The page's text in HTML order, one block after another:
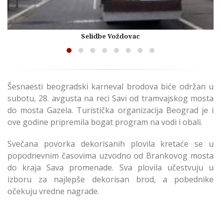
Selidbe Voždovac
Šesnaesti beogradski karneval brodova biće održan u
subotu, 28. avgusta na reci Savi od tramvajskog mosta
do mosta Gazela. Turistička organizacija Beograd je i
ove godine pripremila bogat program na vodi i obali.
Svečana povorka dekorisanih plovila kretaće se u
popodnevnim časovima uzvodno od Brankovog mosta
do kraja Sava promenade. Sva plovila učestvuju u
izboru za najlepše dekorisan brod, a pobednike
očekuju vredne nagrade.